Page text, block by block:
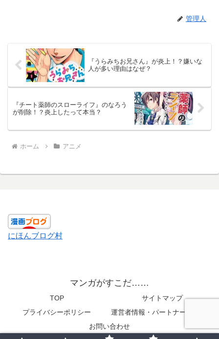
管理人
『うらみちお兄さん』が炎上！？嫌いな
人が多い理由はなぜ？
『チート薬師のスローライフ』のなろう
が削除！？炎上したって本当？
ホーム アニメ
にほんブログ村
マンガがすこだ……
TOP
サイトマップ
プライバシーポリシー
運営者情報・パートナーメディア
お問い合わせ